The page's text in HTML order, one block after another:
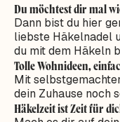
Du möchtest dir mal
Dann bist du hier
liebste Häkelnadel
du mit dem Häkeln
Tolle Wohnideen,
Mit
dein Zuhause noch
Häkelzeit ist Zeit für